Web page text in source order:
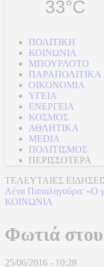
33°C
ΠΟΛΙΤΙΚΗ
ΚΟΙΝΩΝΙΑ
ΜΠΟΥΡΛΟΤΟ
ΠΑΡΑΠΟΛΙΤΙΚΑ
ΟΙΚΟΝΟΜΙΑ
ΥΓΕΙΑ
ΕΝΕΡΓΕΙΑ
ΚΟΣΜΟΣ
ΑΘΛΗΤΙΚΑ
MEDIA
ΠΟΛΙΤΙΣΜΟΣ
ΠΕΡΙΣΣΟΤΕΡΑ
ΤΕΛΕΥΤΑΙΕΣ
Λένα Παπαληγούρα: «Ο
ΚΟΙΝΩΝΙΑ
Φωτιά
25/06/2016 - 10:28